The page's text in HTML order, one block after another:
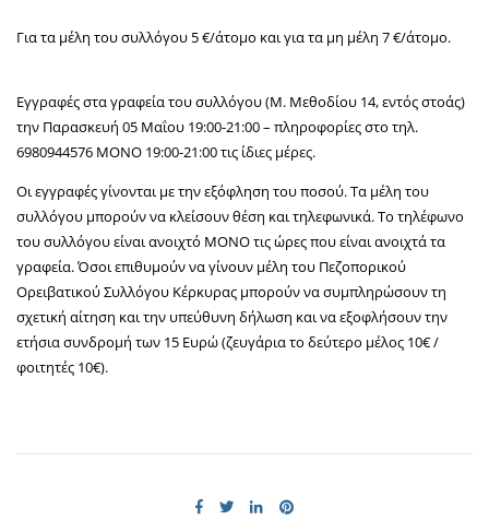
Για τα μέλη του συλλόγου 5 €/άτομο και για τα μη μέλη 7 €/άτομο.
Εγγραφές στα γραφεία του συλλόγου (Μ. Μεθοδίου 14, εντός στοάς)
την Παρασκευή 05 Μαΐου 19:00-21:00 – πληροφορίες στο τηλ.
6980944576 ΜΟΝΟ 19:00-21:00 τις ίδιες μέρες.
Οι εγγραφές γίνονται με την εξόφληση του ποσού. Τα μέλη του
συλλόγου μπορούν να κλείσουν θέση και τηλεφωνικά. Το τηλέφωνο
του συλλόγου είναι ανοιχτό ΜΟΝΟ τις ώρες που είναι ανοιχτά τα
γραφεία. Όσοι επιθυμούν να γίνουν μέλη του Πεζοπορικού
Ορειβατικού Συλλόγου Κέρκυρας μπορούν να συμπληρώσουν τη
σχετική αίτηση και την υπεύθυνη δήλωση και να εξοφλήσουν την
ετήσια συνδρομή των 15 Ευρώ (ζευγάρια το δεύτερο μέλος 10€ /
φοιτητές 10€).